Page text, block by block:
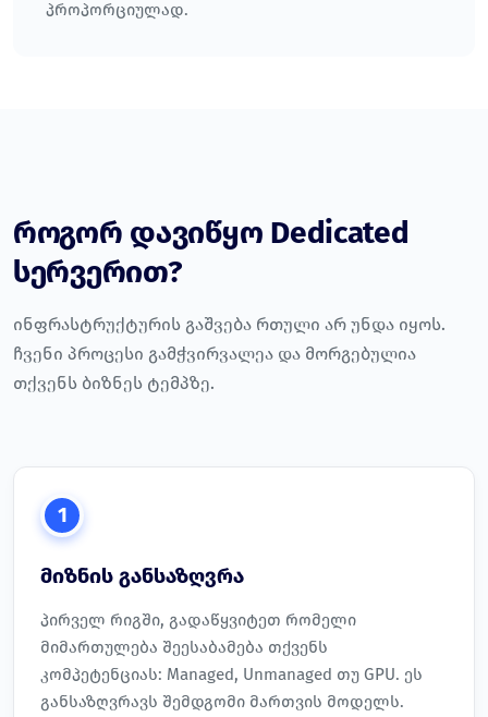
პროპორციულად.
როგორ დავიწყო Dedicated
სერვერით?
ინფრასტრუქტურის გაშვება რთული არ უნდა იყოს.
ჩვენი პროცესი გამჭვირვალეა და მორგებულია
თქვენს ბიზნეს ტემპზე.
1
მიზნის განსაზღვრა
პირველ რიგში, გადაწყვიტეთ რომელი
მიმართულება შეესაბამება თქვენს
კომპეტენციას: Managed, Unmanaged თუ GPU. ეს
განსაზღვრავს შემდგომი მართვის მოდელს.